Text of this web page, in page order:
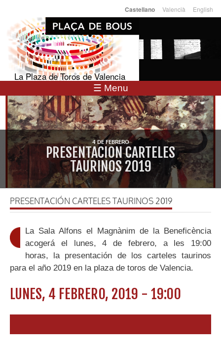
contenido
principal
Idiomas
Castellano Valencià English
La Plaza de Toros de Valencia
☰ Menu
4 DE FEBRERO
PRESENTACIÓN CARTELES
TAURINOS 2019
PRESENTACIÓN CARTELES TAURINOS 2019
La Sala Alfons el Magnànim de la Beneficència
acogerá el lunes, 4 de febrero, a les 19:00
horas, la presentación de los carteles taurinos
para el año 2019 en la plaza de toros de Valencia.
LUNES, 4 FEBRERO, 2019 - 19:00